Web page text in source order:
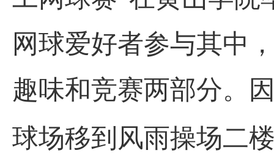
网球爱好者参与其中
趣味和竞赛两部分。
球场移到风雨操场二